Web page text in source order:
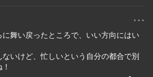
...
舞い戻ったところで、いい方向にはい
いけど、忙しいという自分の都合で別